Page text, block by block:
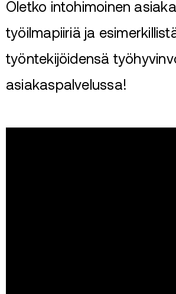
Oletko intohimoinen
työilmapiiriä ja
työntekijöidensä
asiakaspalvelussa!